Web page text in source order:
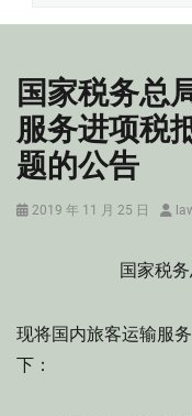
国家税务总
服务进项税
题的公告
Posted
2019 年 11 月 25 日
国家税
现将国内旅客运输服
下：